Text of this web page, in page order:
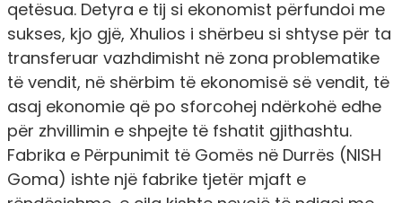
qetësua. Detyra e tij si ekonomist përfundoi me
sukses, kjo gjë, Xhulios i shërbeu si shtyse për ta
transferuar vazhdimisht në zona problematike
të vendit, në shërbim të ekonomisë së vendit, të
asaj ekonomie që po sforcohej ndërkohë edhe
për zhvillimin e shpejte të fshatit gjithashtu.
Fabrika e Përpunimit të Gomës në Durrës (NISH
Goma) ishte një fabrike tjetër mjaft e